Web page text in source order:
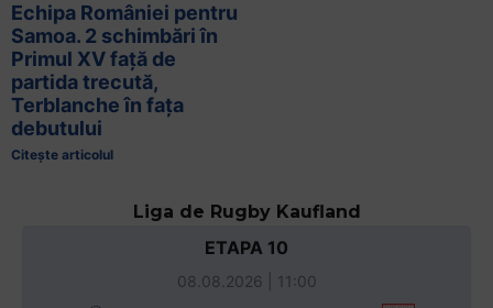
Echipa României pentru
Samoa. 2 schimbări în
Primul XV față de
partida trecută,
Terblanche în fața
debutului
Citește articolul
Liga de Rugby Kaufland
ETAPA 10
08.08.2026 | 11:00